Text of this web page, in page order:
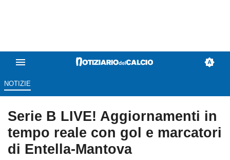
NOTIZIE
Serie B LIVE! Aggiornamenti in
tempo reale con gol e marcatori
di Entella-Mantova